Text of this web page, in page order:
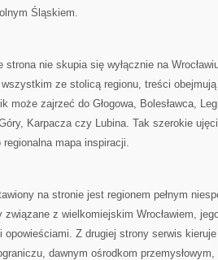
Śląskiem.
strona nie skupia się wyłącznie na
ze stolicą regionu, treści
może zajrzeć do Głogowa, Bolesławca,
Karpacza czy Lubina. Tak szerokie
mapa inspiracji.
na stronie jest regionem pełnym
związane z wielkomiejskim Wrocławiem,
Z drugiej strony serwis kieruje
dawnym ośrodkom